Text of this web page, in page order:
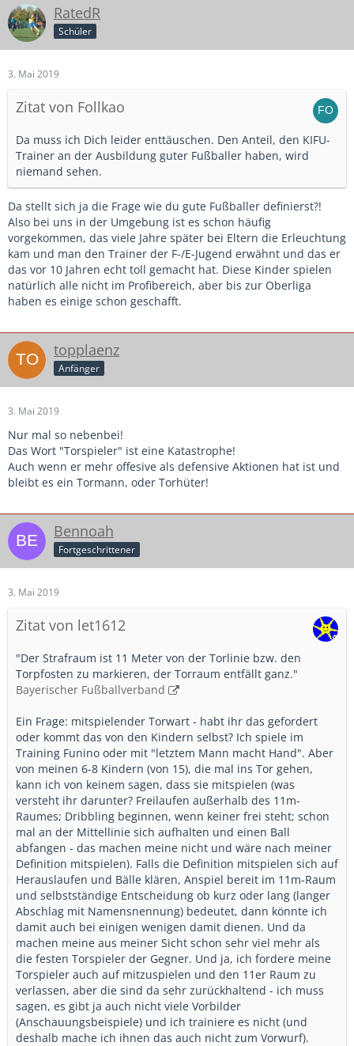
RatedR
Schüler
3. Mai 2019
Zitat von Follkao
Da muss ich Dich leider enttäuschen. Den Anteil, den KIFU-
Trainer an der Ausbildung guter Fußballer haben, wird
niemand sehen.
Da stellt sich ja die Frage wie du gute Fußballer definierst?!
Also bei uns in der Umgebung ist es schon häufig
vorgekommen, das viele Jahre später bei Eltern die Erleuchtung
kam und man den Trainer der F-/E-Jugend erwähnt und das er
das vor 10 Jahren echt toll gemacht hat. Diese Kinder spielen
natürlich alle nicht im Profibereich, aber bis zur Oberliga
haben es einige schon geschafft.
topplaenz
Anfänger
3. Mai 2019
Nur mal so nebenbei!
Das Wort "Torspieler" ist eine Katastrophe!
Auch wenn er mehr offesive als defensive Aktionen hat ist und
bleibt es ein Tormann, oder Torhüter!
Bennoah
Fortgeschrittener
3. Mai 2019
Zitat von let1612
"Der Strafraum ist 11 Meter von der Torlinie bzw. den
Torpfosten zu markieren, der Torraum entfällt ganz."
Bayerischer Fußballverband
Ein Frage: mitspielender Torwart - habt ihr das gefordert
oder kommt das von den Kindern selbst? Ich spiele im
Training Funino oder mit "letztem Mann macht Hand". Aber
von meinen 6-8 Kindern (von 15), die mal ins Tor gehen,
kann ich von keinem sagen, dass sie mitspielen (was
versteht ihr darunter? Freilaufen außerhalb des 11m-
Raumes; Dribbling beginnen, wenn keiner frei steht; schon
mal an der Mittellinie sich aufhalten und einen Ball
abfangen - das machen meine nicht und wäre nach meiner
Definition mitspielen). Falls die Definition mitspielen sich auf
Herauslaufen und Bälle klären, Anspiel bereit im 11m-Raum
und selbstständige Entscheidung ob kurz oder lang (langer
Abschlag mit Namensnennung) bedeutet, dann könnte ich
damit auch bei einigen wenigen damit dienen. Und da
machen meine aus meiner Sicht schon sehr viel mehr als
die festen Torspieler der Gegner. Und ja, ich fordere meine
Torspieler auch auf mitzuspielen und den 11er Raum zu
verlassen, aber die sind da sehr zurückhaltend - ich muss
sagen, es gibt ja auch nicht viele Vorbilder
(Anschauungsbeispiele) und ich trainiere es nicht (und
deshalb mache ich ihnen das auch nicht zum Vorwurf).